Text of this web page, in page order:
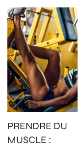
PRENDRE DU
MUSCLE :